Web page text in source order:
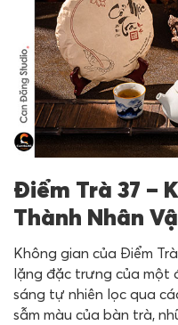
Điểm Trà 37 –
Thành Nhân
Không gian của Điểm
lặng đặc trưng của một
sáng tự nhiên lọc qua
sẫm màu của bàn trà,